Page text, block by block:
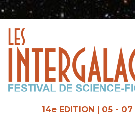
Aller
au
14e EDITION | 05 -